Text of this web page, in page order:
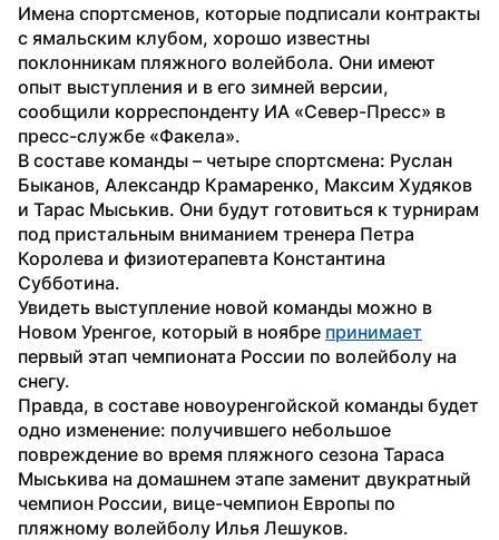
Имена спортсменов, которые подписали контракты
с ямальским клубом, хорошо известны
поклонникам пляжного волейбола. Они имеют
опыт выступления и в его зимней версии,
сообщили корреспонденту ИА «Север-Пресс» в
пресс-службе «Факела».
В составе команды – четыре спортсмена: Руслан
Быканов, Александр Крамаренко, Максим Худяков
и Тарас Мыськив. Они будут готовиться к турнирам
под пристальным вниманием тренера Петра
Королева и физиотерапевта Константина
Субботина.
Увидеть выступление новой команды можно в
Новом Уренгое, который в ноябре принимает
первый этап чемпионата России по волейболу на
снегу.
Правда, в составе новоуренгойской команды будет
одно изменение: получившего небольшое
повреждение во время пляжного сезона Тараса
Мыськива на домашнем этапе заменит двукратный
чемпион России, вице-чемпион Европы по
пляжному волейболу Илья Лешуков.